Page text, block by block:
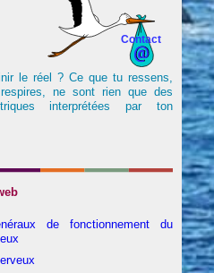
Contact
le réel ? Ce que tu ressens,
ne sont rien que des
interprétées par ton
de fonctionnement du